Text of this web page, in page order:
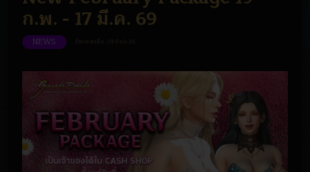
ก.พ. - 17 มี.ค. 69
NEWS